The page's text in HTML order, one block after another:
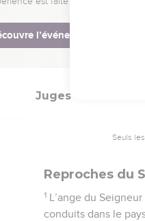
des Scorpions.
© Société biblique
Juges
Seuls
Reproches du
1 L’ange du
conduits dans le